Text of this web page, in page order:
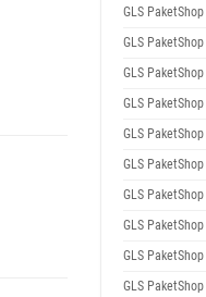
GLS PaketShop
GLS PaketShop
GLS PaketShop
GLS PaketShop
GLS PaketShop
GLS PaketShop
GLS PaketShop
GLS PaketShop
GLS PaketShop
GLS PaketShop